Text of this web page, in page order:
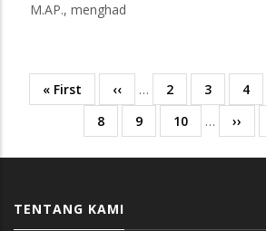
M.AP., menghad
Pagination
First
page
« First
Previous
page
‹‹ … Page
2 Page
3 Page
4
Page
8 Page
9 Page
10 …
Next
page
››
TENTANG KAMI